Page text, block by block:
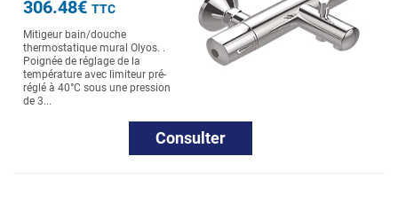
306.48€ TTC
Mitigeur bain/douche
thermostatique mural Olyos. .
Poignée de réglage de la
température avec limiteur pré-
réglé à 40°C sous une pression
de 3...
Consulter